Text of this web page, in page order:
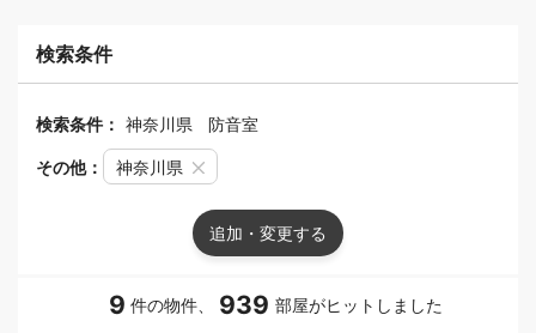
検索条件
検索条件： 神奈川県 防音室
その他： 神奈川県
追加・変更する
9 件の物件、 939 部屋がヒットしました